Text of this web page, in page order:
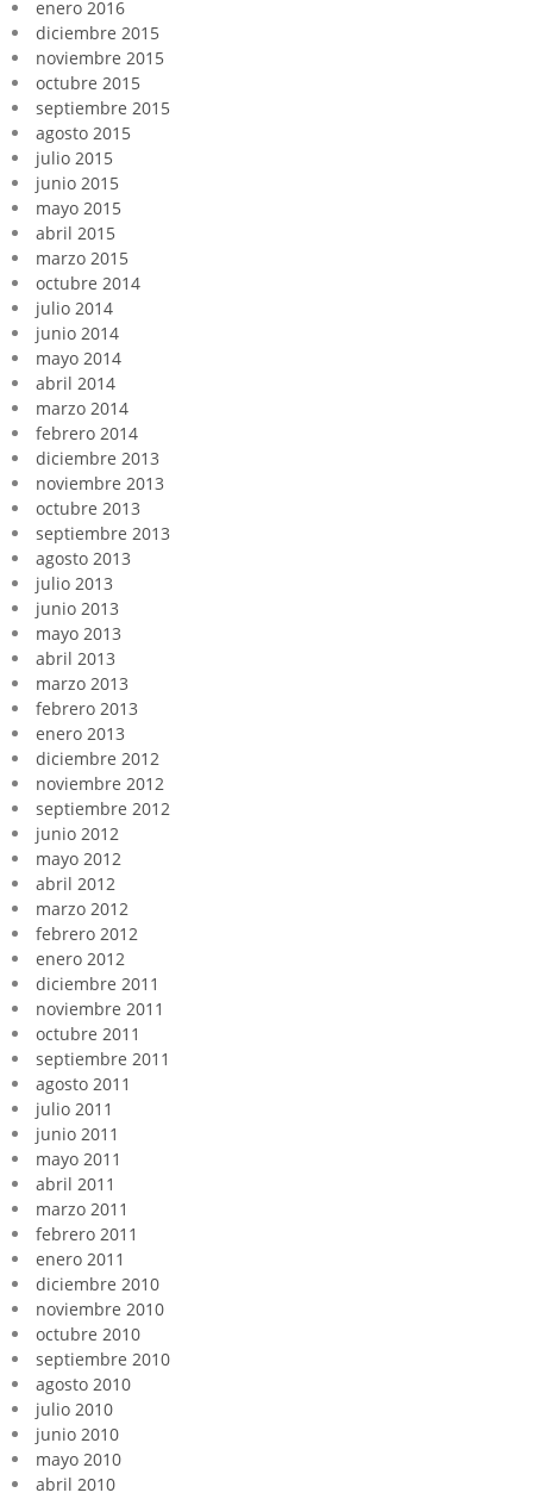
enero 2016
diciembre 2015
noviembre 2015
octubre 2015
septiembre 2015
agosto 2015
julio 2015
junio 2015
mayo 2015
abril 2015
marzo 2015
octubre 2014
julio 2014
junio 2014
mayo 2014
abril 2014
marzo 2014
febrero 2014
diciembre 2013
noviembre 2013
octubre 2013
septiembre 2013
agosto 2013
julio 2013
junio 2013
mayo 2013
abril 2013
marzo 2013
febrero 2013
enero 2013
diciembre 2012
noviembre 2012
septiembre 2012
junio 2012
mayo 2012
abril 2012
marzo 2012
febrero 2012
enero 2012
diciembre 2011
noviembre 2011
octubre 2011
septiembre 2011
agosto 2011
julio 2011
junio 2011
mayo 2011
abril 2011
marzo 2011
febrero 2011
enero 2011
diciembre 2010
noviembre 2010
octubre 2010
septiembre 2010
agosto 2010
julio 2010
junio 2010
mayo 2010
abril 2010